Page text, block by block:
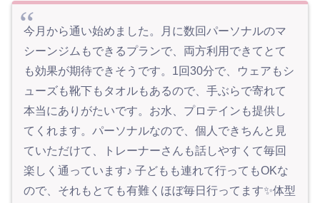
今月から通い始めました。月に数回パーソナルのマ
シーンジムもできるプランで、両方利用できてとて
も効果が期待できそうです。1回30分で、ウェアもシ
ューズも靴下もタオルもあるので、手ぶらで寄れて
本当にありがたいです。お水、プロテインも提供し
てくれます。パーソナルなので、個人できちんと見
ていただけて、トレーナーさんも話しやすくて毎回
楽しく通っています♪ 子どもも連れて行ってもOKな
ので、それもとても有難くほぼ毎日行ってます✨体型